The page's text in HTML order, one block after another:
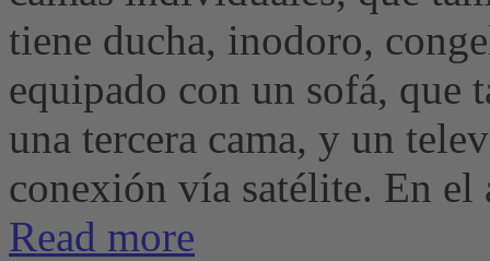
tiene ducha, inodoro,
equipado con un sofá, que
una tercera cama, y ​​un
conexión vía satélite. En el
Read more